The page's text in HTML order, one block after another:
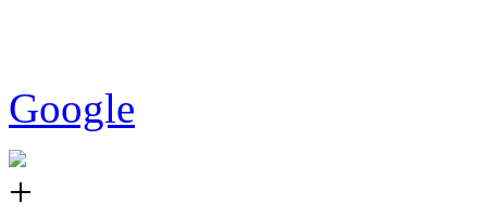
Google